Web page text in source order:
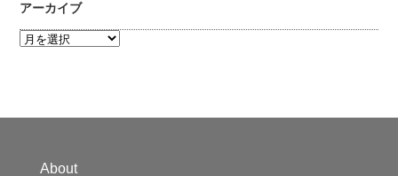
アーカイブ
ア
ー
About